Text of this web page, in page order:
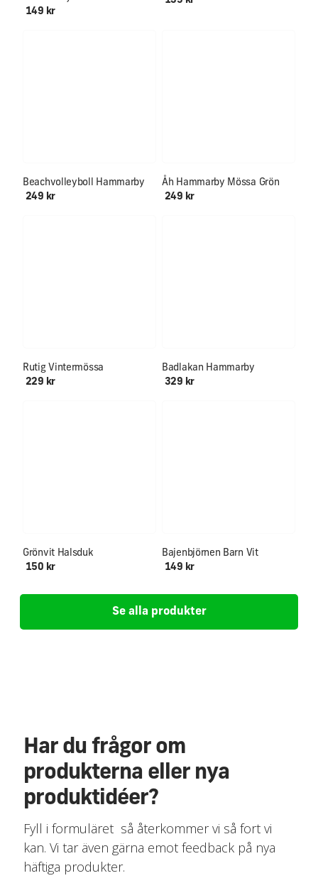
149 kr
Beachvolleyboll Hammarby
249 kr
Åh Hammarby Mössa Grön
249 kr
Rutig Vintermössa
229 kr
Badlakan Hammarby
329 kr
Grönvit Halsduk
150 kr
Bajenbjörnen Barn Vit
149 kr
Se alla produkter
Har du frågor om
produkterna eller nya
produktidéer?
Fyll i formuläret så återkommer vi så fort vi
kan. Vi tar även gärna emot feedback på nya
häftiga produkter.